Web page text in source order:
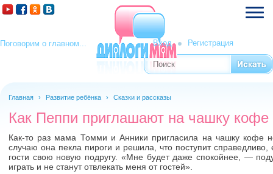
Поговорим о главном... Вход Регистрация
Форма поиска
Поиск
Главная › Развитие ребёнка › Сказки и рассказы
Как Пеппи приглашают на чашку кофе
Как-то раз мама Томми и Анники пригласила на чашку кофе
случаю она пекла пироги и решила, что поступит
гости свою новую подругу. «Мне будет даже спокойнее, —
играть и не станут отвлекать меня от гостей».